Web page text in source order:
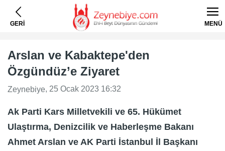
GERİ MENÜ
Arslan ve Kabaktepe'den
Özgündüz’e Ziyaret
Zeynebiye, 25 Ocak 2023 16:32
Ak Parti Kars Milletvekili ve 65. Hükümet
Ulaştırma, Denizcilik ve Haberleşme Bakanı
Ahmet Arslan ve AK Parti İstanbul İl Başkanı